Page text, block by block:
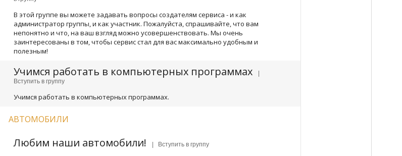
В этой группе вы можете задавать вопросы создателям сервиса - и как
администратор группы, и как участник. Пожалуйста, спрашивайте, что вам
непонятно и что, на ваш взгляд можно усовершенствовать. Мы очень
заинтересованы в том, чтобы сервис стал для вас максимально удобным и
полезным!
Учимся работать в компьютерных программах
Вступить в группу
Учимся работать в компьютерных программах.
АВТОМОБИЛИ
Любим наши автомобили! | Вступить в группу